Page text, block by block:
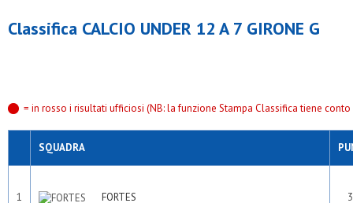
Classifica CALCIO UNDER 12 A 7 GIRONE G
= in rosso i risultati ufficiosi (NB: la funzione Stampa Classifica tiene
SQUADRA
1 FORTES